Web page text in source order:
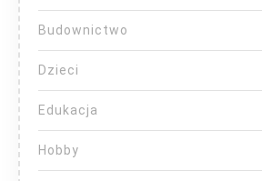
Budownictwo
Dzieci
Edukacja
Hobby